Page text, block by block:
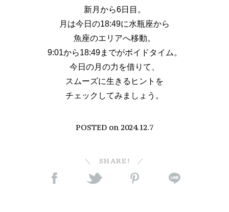
新月から6日目。
月は今日の18:49に水瓶座から
魚座のエリアへ移動。
9:01から18:49までがボイドタイム。
今日の月の力を借りて、
スムーズに生きるヒントを
チェックしてみましょう。
POSTED on 2024.12.7
SHARE!